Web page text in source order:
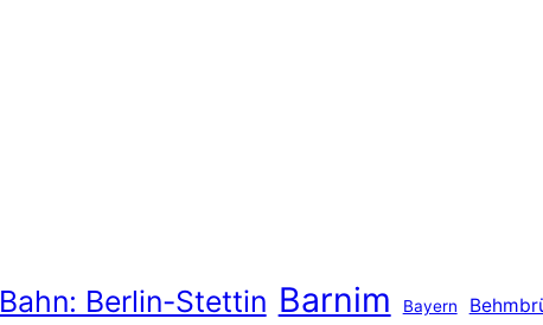
Bahn: Berlin-Stettin Barnim Bayern